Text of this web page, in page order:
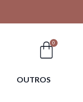
0
OUTROS